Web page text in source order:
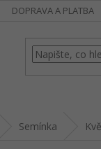
DOPRAVA A PLATBA
Semínka